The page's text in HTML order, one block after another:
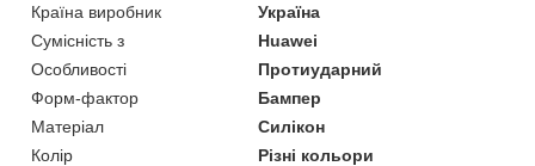
Країна виробник
Україна
Сумісність з
Huawei
Особливості
Протиударний
Форм-фактор
Бампер
Матеріал
Силікон
Колір
Різні кольори